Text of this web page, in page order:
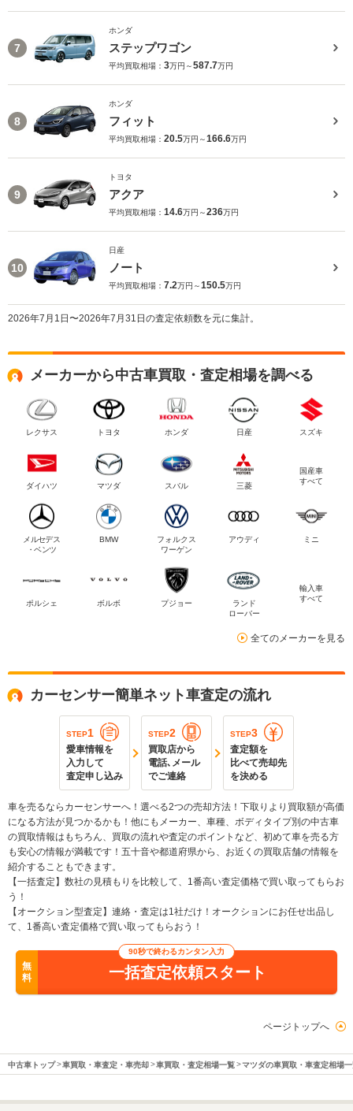
7
ホンダ
ステップワゴン
平均買取相場： 3万円～587.7万円
8
ホンダ
フィット
平均買取相場： 20.5万円～166.6万円
9
トヨタ
アクア
平均買取相場： 14.6万円～236万円
10
日産
ノート
平均買取相場： 7.2万円～150.5万円
2026年7月1日〜2026年7月31日の査定依頼数を元に集計。
メーカーから中古車買取・査定相場を調べる
レクサス トヨタ ホンダ 日産 スズキ
ダイハツ マツダ スバル 三菱
国産車
すべて
メルセデス
・ベンツ
BMW
フォルクス
ワーゲン
アウディ ミニ
ポルシェ ボルボ プジョー
ランド
ローバー
輸入車
すべて
全てのメーカーを見る
カーセンサー簡単ネット車査定の流れ
STEP1
愛車情報を
入力して
査定申し込み
STEP2
買取店から
電話､メール
でご連絡
STEP3
査定額を
比べて売却先
を決める
車を売るならカーセンサーへ！選べる2つの売却方法！下取りより買取額が高価
になる方法が見つかるかも！他にもメーカー、車種、ボディタイプ別の中古車
の買取情報はもちろん、買取の流れや査定のポイントなど、初めて車を売る方
も安心の情報が満載です！五十音や都道府県から、お近くの買取店舗の情報を
紹介することもできます。
【一括査定】数社の見積もりを比較して、1番高い査定価格で買い取ってもらお
う！
【オークション型査定】連絡・査定は1社だけ！オークションにお任せ出品し
て、1番高い査定価格で買い取ってもらおう！
無
料
90秒で終わるカンタン入力
一括査定依頼スタート
ページトップへ
中古車トップ 車買取・車査定・車売却 車買取・査定相場一覧 マツダの車買取・車査定相場